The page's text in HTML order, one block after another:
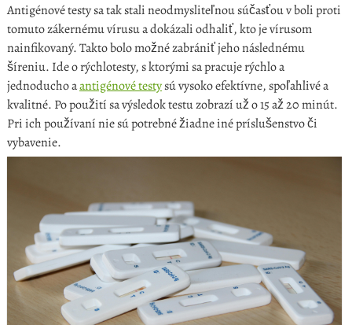
Antigénové testy sa tak stali neodmysliteľnou súčasťou v boli proti
tomuto zákernému vírusu a dokázali odhaliť, kto je vírusom
nainfikovaný. Takto bolo možné zabrániť jeho následnému
šíreniu. Ide o rýchlotesty, s ktorými sa pracuje rýchlo a
jednoducho aantigénové testysú vysoko efektívne, spoľahlivé a
kvalitné. Po použití sa výsledok testu zobrazí už o 15 až 20 minút.
Pri ich používaní nie sú potrebné žiadne iné príslušenstvo či
vybavenie.